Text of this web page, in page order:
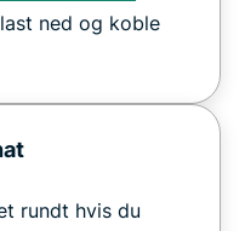
ned og koble
rundt hvis du